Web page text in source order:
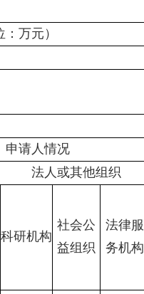
万元）
申请人情况
法人或其他组织
科研机构
社会公
益组织
法律服
务机构